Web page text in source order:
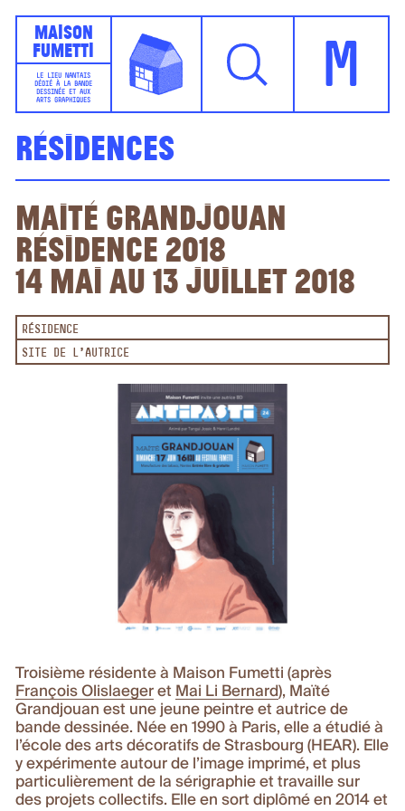
Maison
Fumetti
LE LIEU NANTAIS
DÉDIÉ À LA BANDE
DESSINÉE ET AUX
ARTS GRAPHIQUES
M
Résidences
Maité Grandjouan
Résidence 2018
14 mai au 13 juillet 2018
RÉSIDENCE
SITE DE L'AUTRICE
Troisième résidente à Maison Fumetti (après
François Olislaeger et Mai Li Bernard), Maïté
Grandjouan est une jeune peintre et autrice de
bande dessinée. Née en 1990 à Paris, elle a étudié à
l’école des arts décoratifs de Strasbourg (HEAR). Elle
y expérimente autour de l’image imprimé, et plus
particulièrement de la sérigraphie et travaille sur
des projets collectifs. Elle en sort diplômé en 2014 et